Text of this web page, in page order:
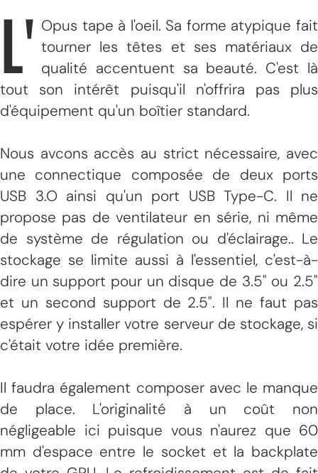
L' Opus tape à l'oeil. Sa forme atypique fait
tourner les têtes et ses matériaux de
qualité accentuent sa beauté. C'est là
tout son intérêt puisqu'il n'offrira pas plus
d'équipement qu'un boîtier standard.
Nous avcons accès au strict nécessaire, avec
une connectique composée de deux ports
USB 3.O ainsi qu'un port USB Type-C. Il ne
propose pas de ventilateur en série, ni même
de système de régulation ou d'éclairage.. Le
stockage se limite aussi à l'essentiel, c'est-à-
dire un support pour un disque de 3.5" ou 2.5"
et un second support de 2.5". Il ne faut pas
espérer y installer votre serveur de stockage, si
c'était votre idée première.
Il faudra également composer avec le manque
de place. L'originalité à un coût non
négligeable ici puisque vous n'aurez que 60
mm d'espace entre le socket et la backplate